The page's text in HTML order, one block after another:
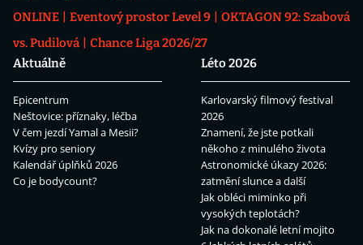
ONLINE
Eventový prostor Level 9
OKTAGON 92: Szabová
vs. Pudilová
Chance Liga 2026/27
Aktuálně
Epicentrum
Neštovice: příznaky, léčba
V čem jezdí Yamal a Mesii?
Kvízy pro seniory
Kalendář úplňků 2026
Co je bodycount?
Léto 2026
Karlovarský filmový festival
2026
Znamení, že jste potkali
někoho z minulého života
Astronomické úkazy 2026:
zatmění slunce a další
Jak obléci miminko při
vysokých teplotách?
Jak na dokonalé letní mojito